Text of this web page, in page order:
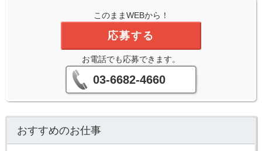
このままWEBから！
応募する
お電話でも応募できます。
03-6682-4660
おすすめのお仕事